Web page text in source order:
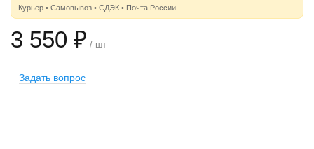
Курьер • Самовывоз • СДЭК • Почта России
3 550 ₽ / шт
Задать вопрос